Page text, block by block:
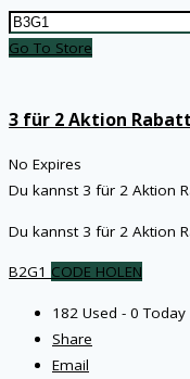
Go To Store
3 für 2 Aktion
No Expires
Du kannst 3 für 2 Aktion
Du kannst 3 für 2 Aktion
B2G1 CODE HOLEN
182 Used - 0 Today
Share
Email